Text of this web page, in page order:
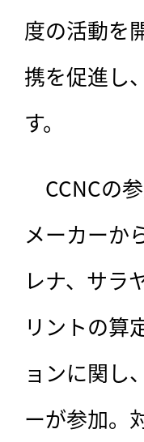
度の活動を
携を促進し
す。
CCNCの参
メーカーか
レナ、サラ
リントの算
ョンに関し
ーが参加。